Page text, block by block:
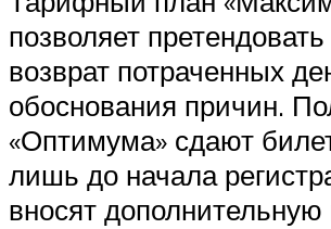
позволяет
возврат потраченных
обоснования причин.
«Оптимума» сдают
лишь до начала
вносят дополнительную